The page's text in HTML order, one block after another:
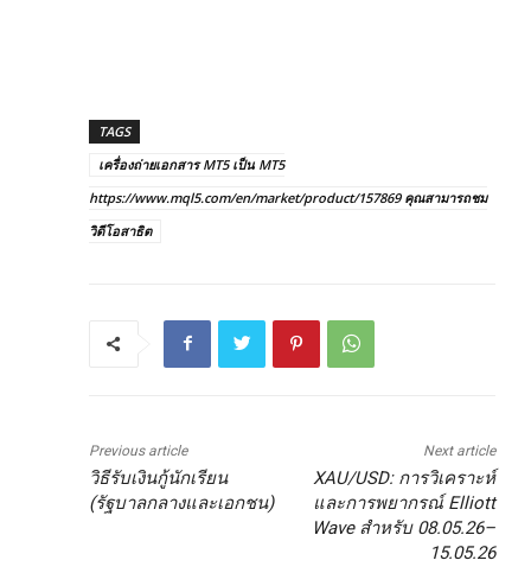
TAGS
เครื่องถ่ายเอกสาร MT5 เป็น MT5
https://www.mql5.com/en/market/product/157869 คุณสามารถชม
วิดีโอสาธิต
Previous article
วิธีรับเงินกู้นักเรียน
(รัฐบาลกลางและเอกชน)
Next article
XAU/USD: การวิเคราะห์
และการพยากรณ์ Elliott
Wave สำหรับ 08.05.26–
15.05.26